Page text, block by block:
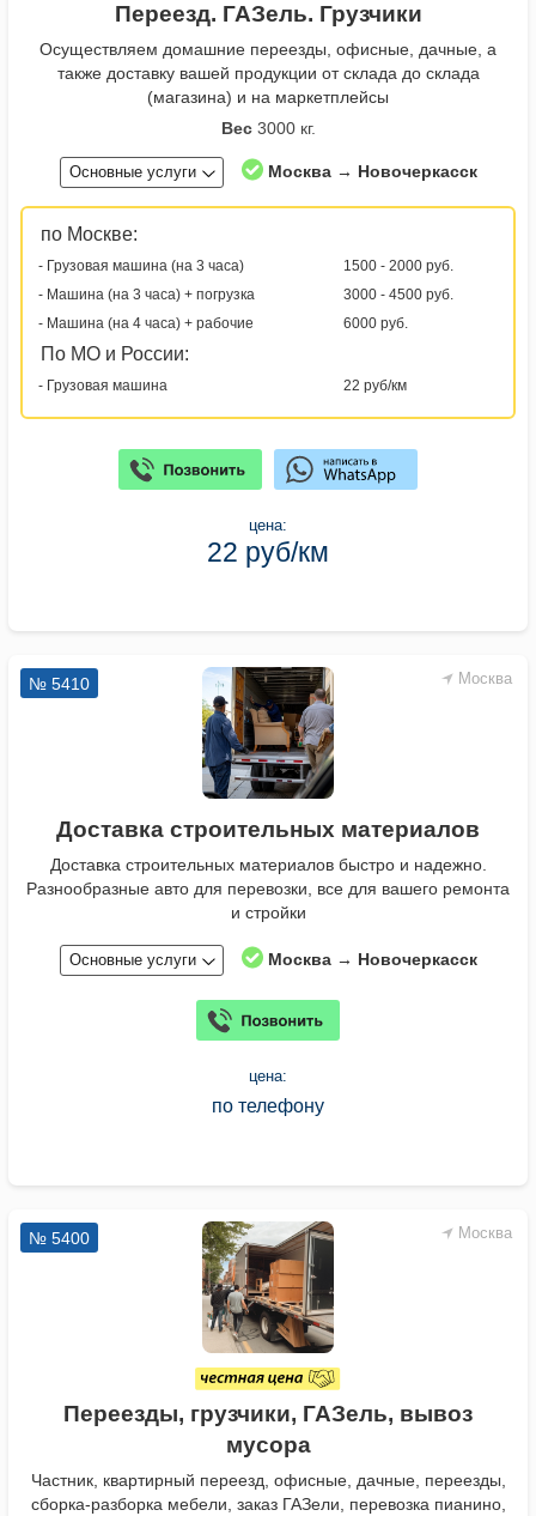
Переезд. ГАЗель. Грузчики
Осуществляем домашние переезды, офисные, дачные, а
также доставку вашей продукции от склада до склада
(магазина) и на маркетплейсы
Вес3000 кг.
Основные услуги Москва → Новочеркасск
по Москве:
- Грузовая машина (на 3 часа)
1500 - 2000 руб.
- Машина (на 3 часа) + погрузка
3000 - 4500 руб.
- Машина (на 4 часа) + рабочие
6000 руб.
По МО и России:
- Грузовая машина 22 руб/км
цена:
22 руб/км
Москва
№ 5410
Доставка строительных материалов
Доставка строительных материалов быстро и надежно.
Разнообразные авто для перевозки, все для вашего ремонта
и стройки
Основные услуги Москва → Новочеркасск
цена:
по телефону
Москва
№ 5400
Переезды, грузчики, ГАЗель, вывоз
мусора
Частник, квартирный переезд, офисные, дачные, переезды,
сборка-разборка мебели, заказ ГАЗели, перевозка пианино,